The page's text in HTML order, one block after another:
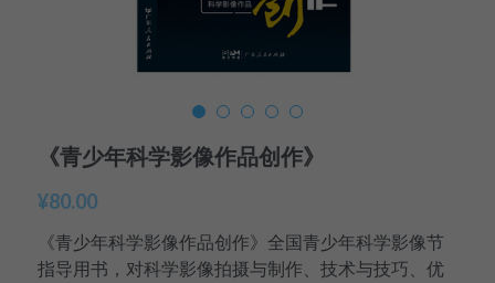
美国高中NRCA
美国高中DC
Waterloo School
日本高中留学
精品课程
优沃家教
《青少年科学影像作品创作》
¥80.00
《青少年科学影像作品创作》全国青少年科学影像节
指导用书，对科学影像拍摄与制作、技术与技巧、优